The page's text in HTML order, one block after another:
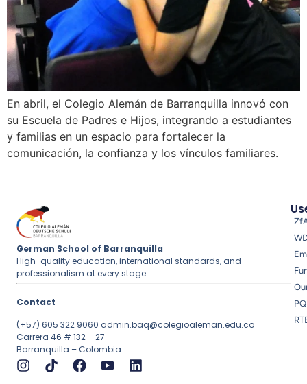
En abril, el Colegio Alemán de Barranquilla innovó con
su Escuela de Padres e Hijos, integrando a estudiantes
y familias en un espacio para fortalecer la
comunicación, la confianza y los vínculos familiares.
German School of Barranquilla
High-quality education, international standards, and
professionalism at every stage.
Contact
(+57) 605 322 9060 admin.baq@colegioaleman.edu.co
Carrera 46 # 132 – 27
Barranquilla – Colombia